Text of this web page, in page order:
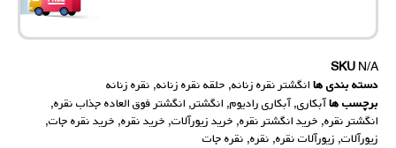
SKU N/A
دسته بندی ها انگشتر نقره زنانه, حلقه نقره زنانه, نقره زنانه
برچسب هاآبکاری,آبکاری رادیوم, انگشتر, انگشتر فوق العاده جذاب نقره,
انگشتر نقره, خرید انگشتر نقره, خرید زیورآلات, خرید نقره, خرید نقره جات,
زیورآلات, زیورآلات نقره, نقره, نقره جات